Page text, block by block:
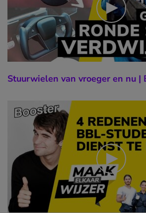
Stuurwielen van vroeger en nu |